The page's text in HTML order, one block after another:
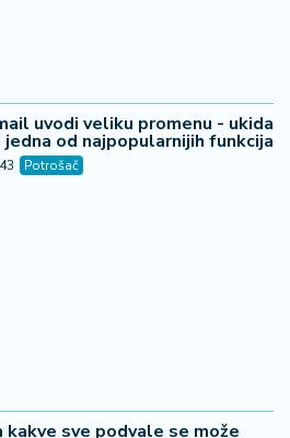
uvodi veliku promenu - ukida
jedna od najpopularnijih funkcija
Potrošač
kakve sve podvale se može